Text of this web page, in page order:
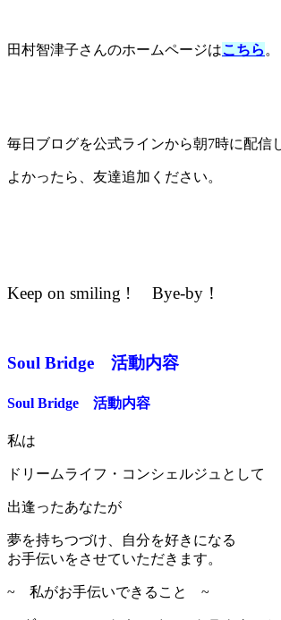
田村智津子さんのホームページはこちら 。
毎日ブログを公式ラインから朝7時に配信
よかったら、友達追加ください。
Keep on smiling ! Bye-by！
Soul Bridge 活動内容
Soul Bridge 活動内容
私は
ドリームライフ・コンシェルジュとして
出逢ったあなたが
夢を持ちつづけ、自分を好きになる
お手伝いをさせていただきます。
~ 私がお手伝いできること ~